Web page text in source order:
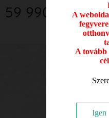
A
A tovább
Igen
59 990
Hétfő:
Kedd: